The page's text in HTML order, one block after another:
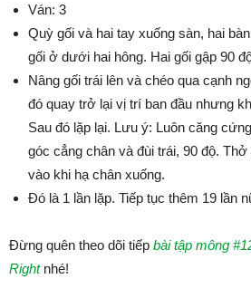
Ván: 3
Quỳ gối và hai tay xuống sàn, hai
gối ở dưới hai hông. Hai gối gập 90
Nâng gối trái lên và chéo qua cạnh
đó quay trở lại vị trí ban đầu nhưng
Sau đó lặp lại. Lưu ý: Luôn căng
góc cẳng chân và đùi trái, 90 độ.
vào khi hạ chân xuống.
Đó là 1 lần lặp. Tiếp tục thêm 19 lần
Đừng quên theo dõi tiếp bài tập mông
Rightnhé!